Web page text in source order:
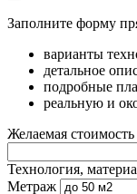
Заполните форму
варианты
детальное
подробные
реальную и
Желаемая стоимость
Технология,
Метраж